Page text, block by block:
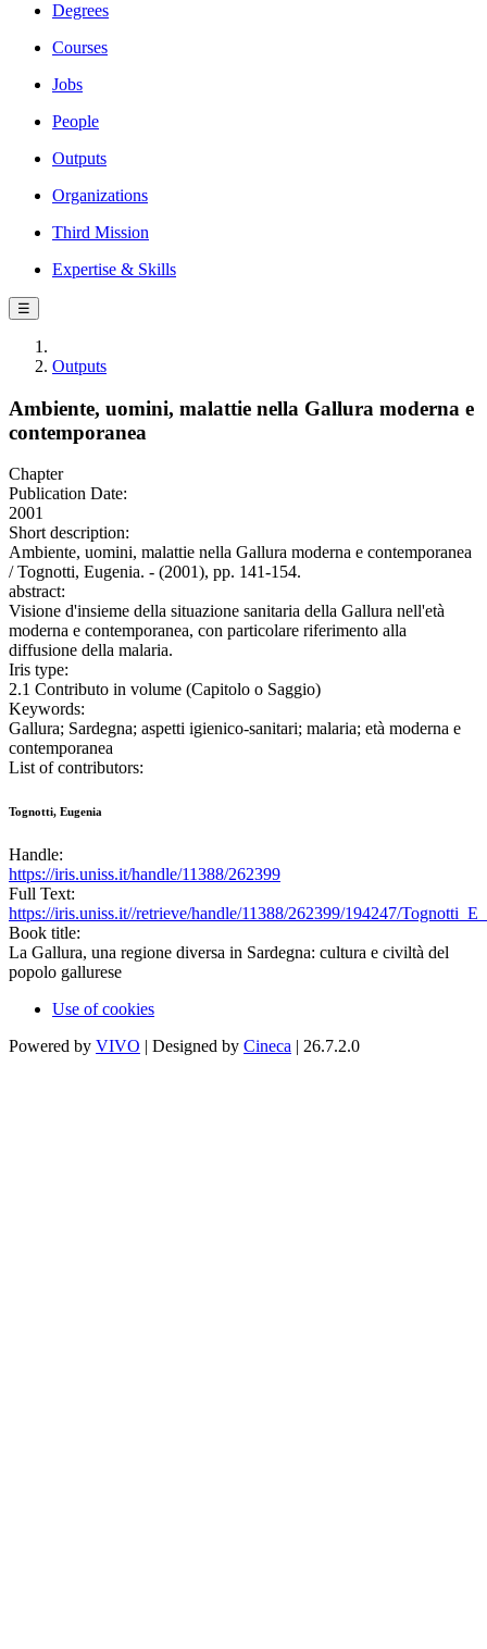
Degrees
Courses
Jobs
People
Outputs
Organizations
Third Mission
Expertise & Skills
☰
Outputs
Ambiente, uomini, malattie nella Gallura moderna e
contemporanea
Chapter
Publication Date:
2001
Short description:
Ambiente, uomini, malattie nella Gallura moderna e contemporanea
/ Tognotti, Eugenia. - (2001), pp. 141-154.
abstract:
Visione d'insieme della situazione sanitaria della Gallura nell'età
moderna e contemporanea, con particolare riferimento alla
diffusione della malaria.
Iris type:
2.1 Contributo in volume (Capitolo o Saggio)
Keywords:
Gallura; Sardegna; aspetti igienico-sanitari; malaria; età moderna e
contemporanea
List of contributors:
Tognotti, Eugenia
Handle:
https://iris.uniss.it/handle/11388/262399
Full Text:
https://iris.uniss.it//retrieve/handle/11388/262399/194247/
Book title:
La Gallura, una regione diversa in Sardegna: cultura e civiltà del
popolo gallurese
Use of cookies
Powered by VIVO | Designed by Cineca | 26.7.2.0